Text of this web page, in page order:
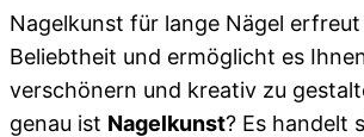
Nagelkunst für lange Nägel
Beliebtheit und ermöglicht es
verschönern und kreativ zu
genau ist Nagelkunst? Es handelt